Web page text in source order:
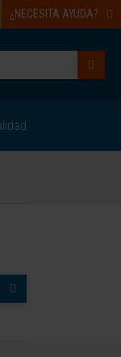
¿NECESITA AYUDA?